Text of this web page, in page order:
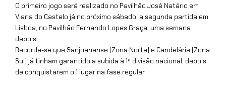
O primeiro jogo será realizado no Pavilhão José Natário em
Viana do Castelo já no próximo sábado, a segunda partida em
Lisboa, no Pavilhão Fernando Lopes Graça, uma semana
depois.
Recorde-se que Sanjoanense (Zona Norte) e Candelária (Zona
Sul) já tinham garantido a subida à 1ª divisão nacional, depois
de conquistarem o 1 lugar na fase regular.